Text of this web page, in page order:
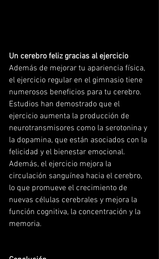
Un cerebro feliz gracias al ejercicio
Además de mejorar tu apariencia física,
el ejercicio regular en el gimnasio tiene
numerosos beneficios para tu cerebro.
Estudios han demostrado que el
ejercicio aumenta la producción de
neurotransmisores como la serotonina y
la dopamina, que están asociados con la
felicidad y el bienestar emocional.
Además, el ejercicio mejora la
circulación sanguínea hacia el cerebro,
lo que promueve el crecimiento de
nuevas células cerebrales y mejora la
función cognitiva, la concentración y la
memoria.